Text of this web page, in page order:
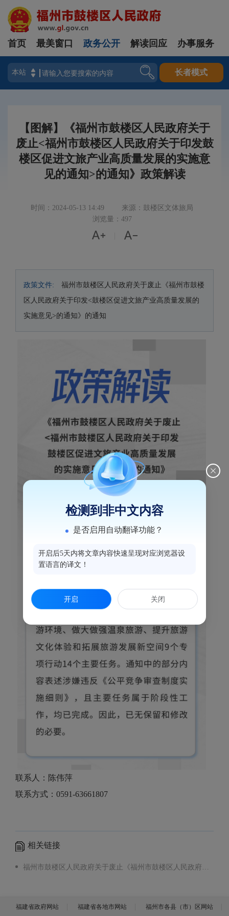
登录
首页 最美窗口 政务公开 解读回应 办事服务
长者模式
【图解】《福州市鼓楼区人民政府关于
废止<福州市鼓楼区人民政府关于印发鼓
楼区促进文旅产业高质量发展的实施意
见的通知>的通知》政策解读
时间：2024-05-13 14:49
来源：鼓楼区文体旅局
浏览量：497
 
政策文件:
福州市鼓楼区人民政府关于废止《福州市鼓楼
区人民政府关于印发<鼓楼区促进文旅产业高质量发展的
实施意见>的通知》的通知
联系人：陈伟萍
联系方式：0591-63661807
相关链接
福州市鼓楼区人民政府关于废止《福州市鼓楼区人民政府关于印发<鼓楼区促进文旅产业高质量发展的实施意见>的通知》的通知
福建省政府网站 福建省各地市网站 福州市各县（市）区网站
检测到非中文内容
是否启用自动翻译功能？
开启后5天内将文章内容快速呈现对应浏览器设
置语言的译文！
开启 关闭